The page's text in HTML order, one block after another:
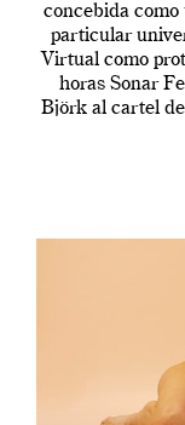
concebida como
particular
Virtual como
horas Sonar
Björk al cartel
en una de